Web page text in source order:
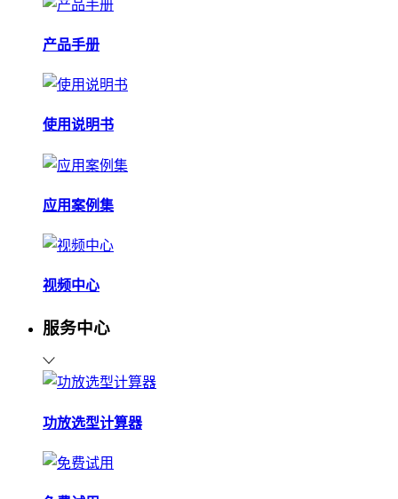
产品手册
使用说明书
应用案例集
视频中心
服务中心
功放选型计算器